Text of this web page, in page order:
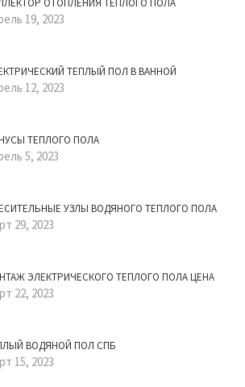
19, 2023
ТЕПЛЫЙ ПОЛ В ВАННОЙ
12, 2023
ТЕПЛОГО ПОЛА
5, 2023
УЗЛЫ ВОДЯНОГО ТЕПЛОГО ПОЛА
29, 2023
ЭЛЕКТРИЧЕСКОГО ТЕПЛОГО ПОЛА ЦЕНА
22, 2023
ВОДЯНОЙ ПОЛ СПБ
15, 2023